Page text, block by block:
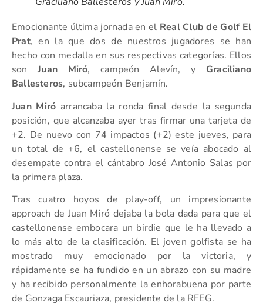
Emocionante última jornada en el Real Club de Golf El
Prat, en la que dos de nuestros jugadores se han
hecho con medalla en sus respectivas categorías. Ellos
sonJuan Miró, campeón Alevín, y Graciliano
Ballesteros, subcampeón Benjamín.
Juan Miró arrancaba la ronda final desde la segunda
posición, que alcanzaba ayer tras firmar una tarjeta de
+2. De nuevo con 74 impactos (+2) este jueves, para
un total de +6, el castellonense se veía abocado al
desempate contra el cántabro José Antonio Salas por
la primera plaza.
Tras cuatro hoyos de play-off, un impresionante
approach de Juan Miró dejaba la bola dada para que el
castellonense embocara un birdie que le ha llevado a
lo más alto de la clasificación. El joven golfista se ha
mostrado muy emocionado por la victoria, y
rápidamente se ha fundido en un abrazo con su madre
y ha recibido personalmente la enhorabuena por parte
de Gonzaga Escauriaza, presidente de la RFEG.